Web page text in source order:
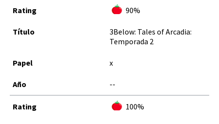
90%
3Below: Tales of Arcadia:
Temporada 2
x
--
100%